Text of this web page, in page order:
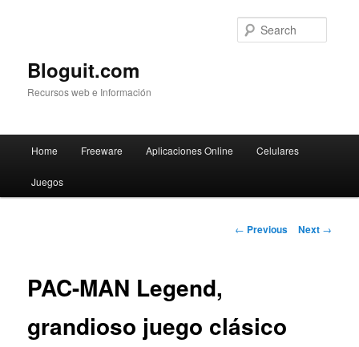
Bloguit.com
Recursos web e Información
Skip
to
Home Freeware Aplicaciones Online Celulares
Juegos
Post
← Previous Next →
PAC-MAN Legend,
grandioso juego clásico